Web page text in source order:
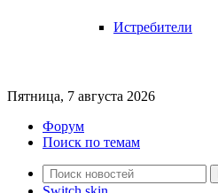
Истребители
Пятница, 7 августа 2026
Форум
Поиск по темам